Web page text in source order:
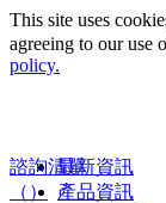
This site uses
agreeing to our
policy.
諮詢清單
（ ）
最新資訊
產品資訊